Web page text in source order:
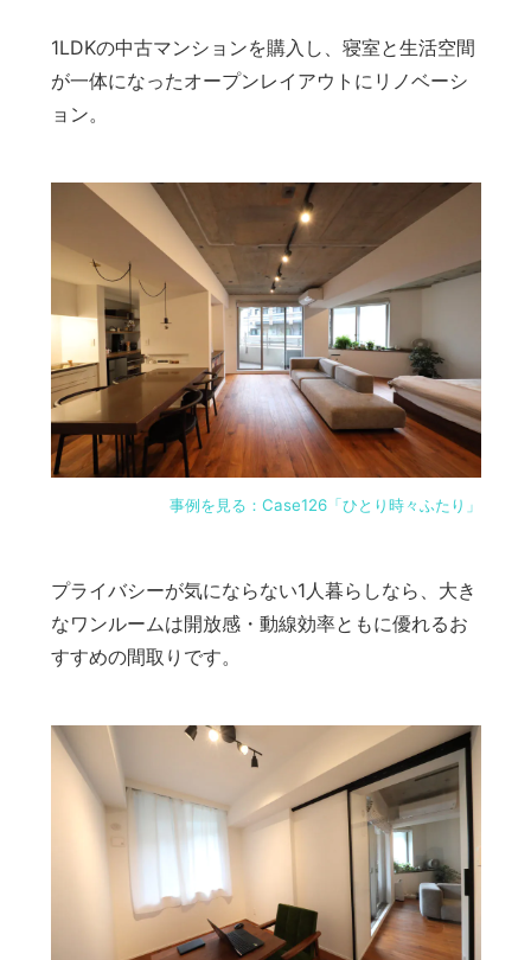
1LDKの中古マンションを購入し、寝室と生活空間
が一体になったオープンレイアウトにリノベーシ
ョン。
事例を見る：Case126「ひとり時々ふたり」
プライバシーが気にならない1人暮らしなら、大き
なワンルームは開放感・動線効率ともに優れるお
すすめの間取りです。